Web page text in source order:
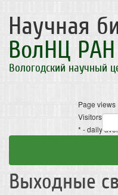
Научная
ВолНЦ РАН
Вологодский научный
Page views
Visitors
* - daily
Выходные